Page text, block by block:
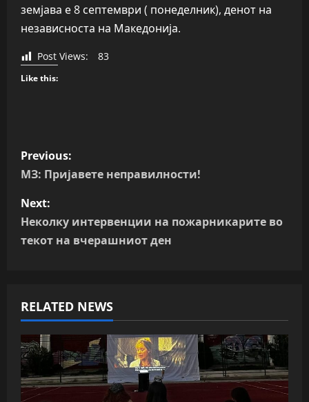
земјава е 8 септември ( понеделник), денот на
независноста на Македонија.
Post Views: 83
Like this:
P
o
s
t
v
i
g
Previous:
МЗ: Пријавете неправилности!
Next:
Неколку интервенции на пожарникарите во
текот на вчерашниот ден
RELATED NEWS